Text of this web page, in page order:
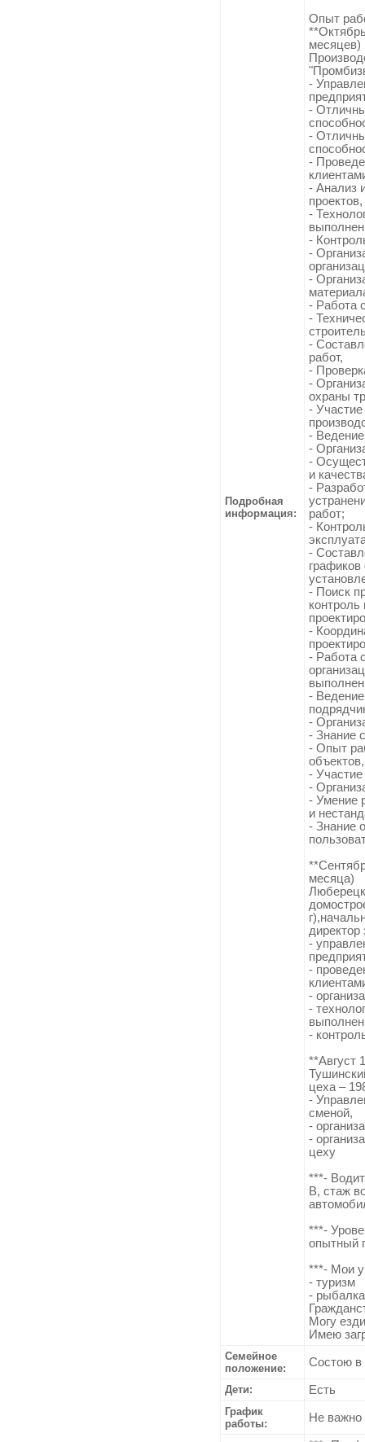
Подробная
информация:
Опыт
месяцев)
-
-
-
-
- Анализ
проектов,
-
-
-
-
- Работа
-
-
работ,
-
-
охраны
- Участие
-
-
-
и
-
работ;
-
-
- Поиск
-
- Работа
- Ведение
-
- Знание
- Опыт
объектов,
- Участие
-
- Умение
и
- Знание
месяца)
директор
-
-
-
-
-
**Август
цеха –
-
сменой,
-
-
цеху
***-
B, стаж
***-
опытный
***- Мои
- туризм
- рыбалка
Могу
Имею
Семейное
положение:
Состою в
Дети: Есть
График
работы:
Не важно